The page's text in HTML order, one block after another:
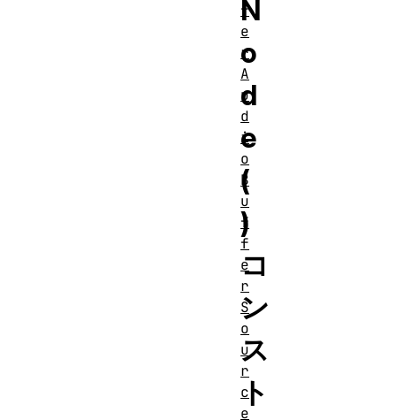
N
o
d
e
(
)
コ
ン
ス
ト
f
e
r
A
u
d
i
o
B
u
f
f
e
r
S
o
u
r
c
e